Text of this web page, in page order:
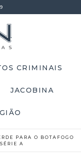
CRIMINAIS
JACOBINA
PARA O BOTAFOGO
A